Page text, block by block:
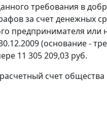
требования в
за счет денежных
предпринимателя или
(основание -
11 305 209,03 руб.
счет